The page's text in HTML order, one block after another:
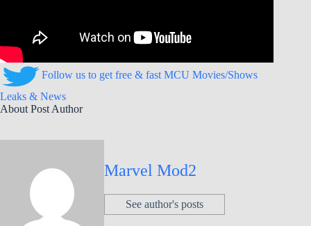
Follow us to get free & fast MCU Movies/Shows
Leaks & News
About Post Author
Marvel Mod2
See author's posts